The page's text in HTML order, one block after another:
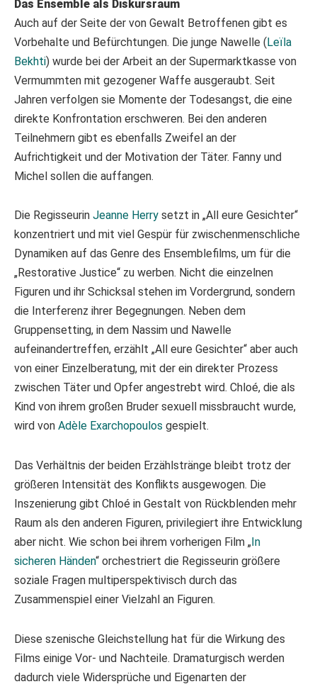
Das Ensemble als Diskursraum
Auch auf der Seite der von Gewalt Betroffenen gibt es
Vorbehalte und Befürchtungen. Die junge Nawelle (Leïla
Bekhti) wurde bei der Arbeit an der Supermarktkasse von
Vermummten mit gezogener Waffe ausgeraubt. Seit
Jahren verfolgen sie Momente der Todesangst, die eine
direkte Konfrontation erschweren. Bei den anderen
Teilnehmern gibt es ebenfalls Zweifel an der
Aufrichtigkeit und der Motivation der Täter. Fanny und
Michel sollen die auffangen.
Die Regisseurin Jeanne Herry setzt in „All eure Gesichter“
konzentriert und mit viel Gespür für zwischenmenschliche
Dynamiken auf das Genre des Ensemblefilms, um für die
„Restorative Justice“ zu werben. Nicht die einzelnen
Figuren und ihr Schicksal stehen im Vordergrund, sondern
die Interferenz ihrer Begegnungen. Neben dem
Gruppensetting, in dem Nassim und Nawelle
aufeinandertreffen, erzählt „All eure Gesichter“ aber auch
von einer Einzelberatung, mit der ein direkter Prozess
zwischen Täter und Opfer angestrebt wird. Chloé, die als
Kind von ihrem großen Bruder sexuell missbraucht wurde,
wird von Adèle Exarchopoulos gespielt.
Das Verhältnis der beiden Erzählstränge bleibt trotz der
größeren Intensität des Konflikts ausgewogen. Die
Inszenierung gibt Chloé in Gestalt von Rückblenden mehr
Raum als den anderen Figuren, privilegiert ihre Entwicklung
aber nicht. Wie schon bei ihrem vorherigen Film „ In
sicheren Händen“ orchestriert die Regisseurin größere
soziale Fragen multiperspektivisch durch das
Zusammenspiel einer Vielzahl an Figuren.
Diese szenische Gleichstellung hat für die Wirkung des
Films einige Vor- und Nachteile. Dramaturgisch werden
dadurch viele Widersprüche und Eigenarten der